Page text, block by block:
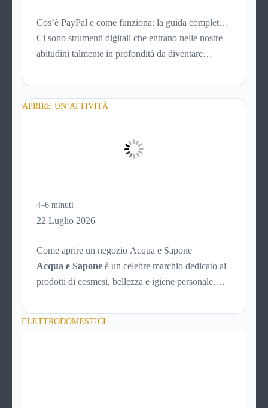
Cos’è PayPal e come funziona: la guida completa
aggiornata per venditori e privati
Ci sono strumenti digitali che entrano nelle nostre
abitudini talmente in profondità da diventare
per comprare su Amazon, per pagare un corso
online, per mandare venti euro a un amico. Ma se ti
probabilmente non hai una risposta precisa su come
APRIRE UN’ATTIVITÀ
4–6 minuti
22 Luglio 2026
Come aprire un negozio Acqua e Sapone
Acqua e Sapone è un celebre marchio dedicato ai
prodotti di cosmesi, bellezza e igiene personale.
vendita sparsi per tutta Italia è un marchio di
ELETTRODOMESTICI